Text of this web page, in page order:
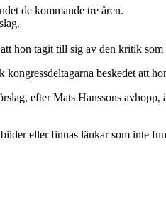
de kommande tre åren.
hon tagit till sig av den kritik som
beskedet att
efter Mats Hanssons
eller finnas länkar som inte